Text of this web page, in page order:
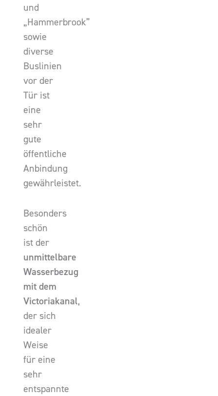
und
„Hammerbrook”
sowie
diverse
Buslinien
vor der
Tür ist
eine
sehr
gute
öffentliche
Anbindung
gewährleistet.
Besonders
schön
ist der
unmittelbare
Wasserbezug
mit dem
Victoriakanal,
der sich
idealer
Weise
für eine
sehr
entspannte